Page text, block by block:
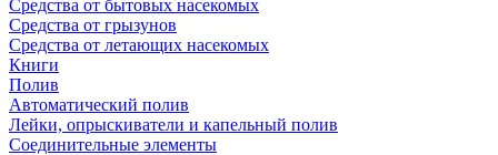
Средства от бытовых насекомых
Средства от грызунов
Средства от летающих насекомых
Книги
Полив
Автоматический полив
Лейки, опрыскиватели и капельный полив
Соединительные элементы